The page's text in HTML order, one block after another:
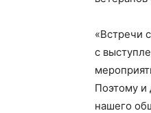
«Встречи
с
Поэтому и
нашего